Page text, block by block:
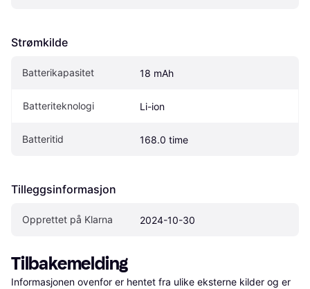
Strømkilde
Batterikapasitet 18 mAh
Batteriteknologi Li-ion
Batteritid 168.0 time
Tilleggsinformasjon
Opprettet på Klarna 2024-10-30
Tilbakemelding
Informasjonen ovenfor er hentet fra ulike eksterne kilder og er